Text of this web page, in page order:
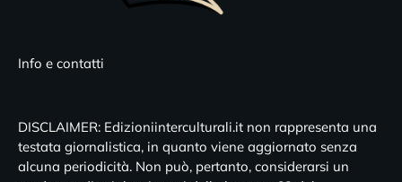
Info e contatti
DISCLAIMER: Edizioniinterculturali.it non rappresenta una
testata giornalistica, in quanto viene aggiornato senza
alcuna periodicità. Non può, pertanto, considerarsi un